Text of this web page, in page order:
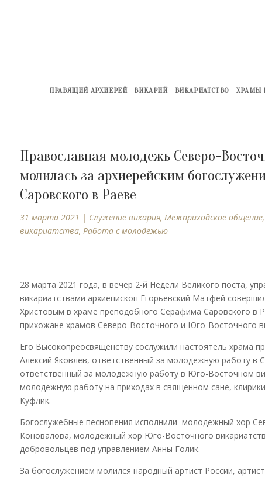
ПРАВЯЩИЙ АРХИЕРЕЙ ВИКАРИЙ ВИКАРИАТСТВО ХРАМЫ
Православная молодежь Северо-
молилась за архиерейским
Саровского в Раеве
31 марта 2021 | Cлужение викария, Межприходское общение,
викариатства, Работа с молодежью
28 марта 2021 года, в вечер 2-й Недели Великого поста,
викариатствами архиепископ Егорьевский Матфей
Христовым в храме преподобного Серафима Саровского
прихожане храмов Северо-Восточного и Юго-Восточного
Его Высокопреосвященству сослужили настоятель храма
Алексий Яковлев, ответственный за молодежную работу в
ответственный за молодежную работу в Юго-Восточном
молодежную работу на приходах в священном сане,
Куфлик.
Богослужебные песнопения исполнили молодежный хор
Коновалова, молодежный хор Юго-Восточного
добровольцев под управлением Анны Голик.
За богослужением молился народный артист России,